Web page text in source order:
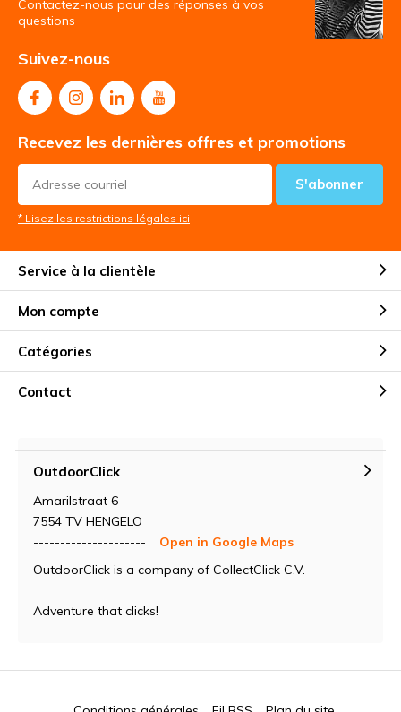
Contactez-nous pour des réponses à vos
questions
Suivez-nous
Recevez les dernières offres et promotions
S'abonner
* Lisez les restrictions légales ici
Service à la clientèle
Mon compte
Catégories
Contact
OutdoorClick
Amarilstraat 6
7554 TV HENGELO
---------------------
Open in Google Maps
OutdoorClick is a company of CollectClick C.V.
Adventure that clicks!